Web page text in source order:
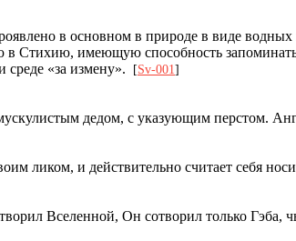
в основном в природе в виде
имеющую способность запоминать
«за измену».
[Sv-001 ]
дедом, с указующим перстом.
ликом, и действительно считает себя
Вселенной, Он сотворил только Гэба,